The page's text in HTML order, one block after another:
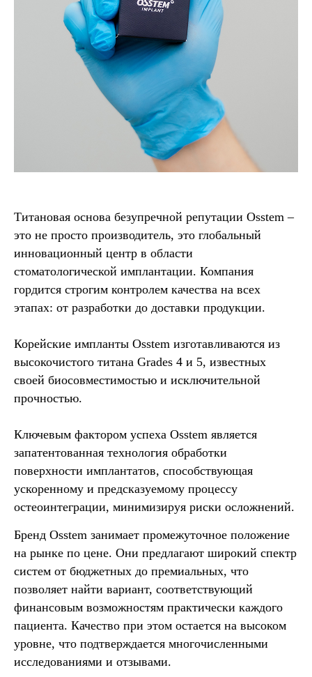
Титановая основа безупречной репутации Osstem –
это не просто производитель, это глобальный
инновационный центр в области
стоматологической имплантации. Компания
гордится строгим контролем качества на всех
этапах: от разработки до доставки продукции.
Корейские импланты Osstem изготавливаются из
высокочистого титана Grades 4 и 5, известных
своей биосовместимостью и исключительной
прочностью.
Ключевым фактором успеха Osstem является
запатентованная технология обработки
поверхности имплантатов, способствующая
ускоренному и предсказуемому процессу
остеоинтеграции, минимизируя риски осложнений.
Бренд Osstem занимает промежуточное положение
на рынке по цене. Они предлагают широкий спектр
систем от бюджетных до премиальных, что
позволяет найти вариант, соответствующий
финансовым возможностям практически каждого
пациента. Качество при этом остается на высоком
уровне, что подтверждается многочисленными
исследованиями и отзывами.